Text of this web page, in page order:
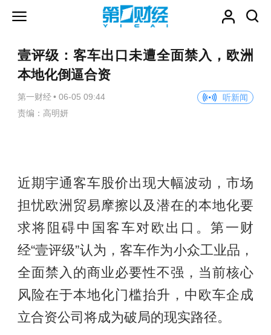
壹评级：客车出口未遭全面禁入，欧洲
本地化倒逼合资
第一财经 • 06-05 09:44
听新闻
责编：高明妍
近期宇通客车股价出现大幅波动，市场
担忧欧洲贸易摩擦以及潜在的本地化要
求将阻碍中国客车对欧出口。第一财
经“壹评级”认为，客车作为小众工业品，
全面禁入的商业必要性不强，当前核心
风险在于本地化门槛抬升，中欧车企成
立合资公司将成为破局的现实路径。